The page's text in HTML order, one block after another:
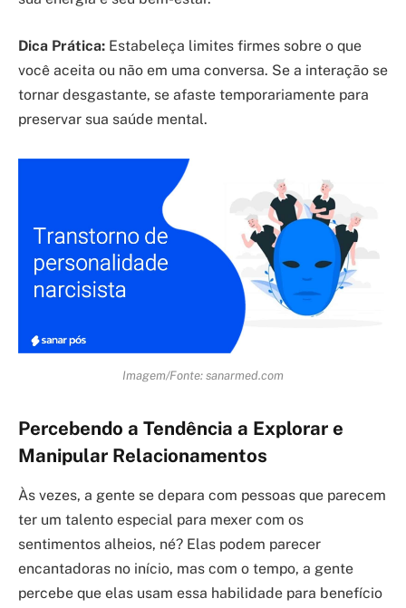
Dica Prática: Estabeleça limites firmes sobre o que
você aceita ou não em uma conversa. Se a interação se
tornar desgastante, se afaste temporariamente para
preservar sua saúde mental.
Imagem/Fonte: sanarmed.com
Percebendo a Tendência a Explorar e
Manipular Relacionamentos
Às vezes, a gente se depara com pessoas que parecem
ter um talento especial para mexer com os
sentimentos alheios, né? Elas podem parecer
encantadoras no início, mas com o tempo, a gente
percebe que elas usam essa habilidade para benefício